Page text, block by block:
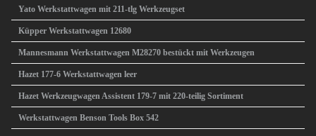
Yato Werkstattwagen mit 211-tlg Werkzeugset
Küpper Werkstattwagen 12680
Mannesmann Werkstattwagen M28270 bestückt mit Werkzeugen
Hazet 177-6 Werkstattwagen leer
Hazet Werkzeugwagen Assistent 179-7 mit 220-teilig Sortiment
Werkstattwagen Benson Tools Box 542